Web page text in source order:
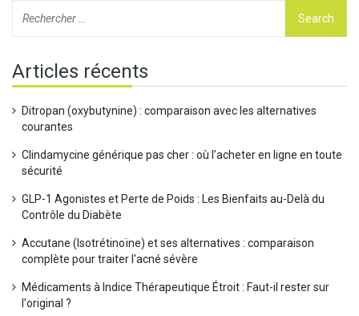
Articles récents
Ditropan (oxybutynine) : comparaison avec les alternatives
courantes
Clindamycine générique pas cher : où l’acheter en ligne en toute
sécurité
GLP-1 Agonistes et Perte de Poids : Les Bienfaits au-Delà du
Contrôle du Diabète
Accutane (Isotrétinoïne) et ses alternatives : comparaison
complète pour traiter l'acné sévère
Médicaments à Indice Thérapeutique Étroit : Faut-il rester sur
l'original ?